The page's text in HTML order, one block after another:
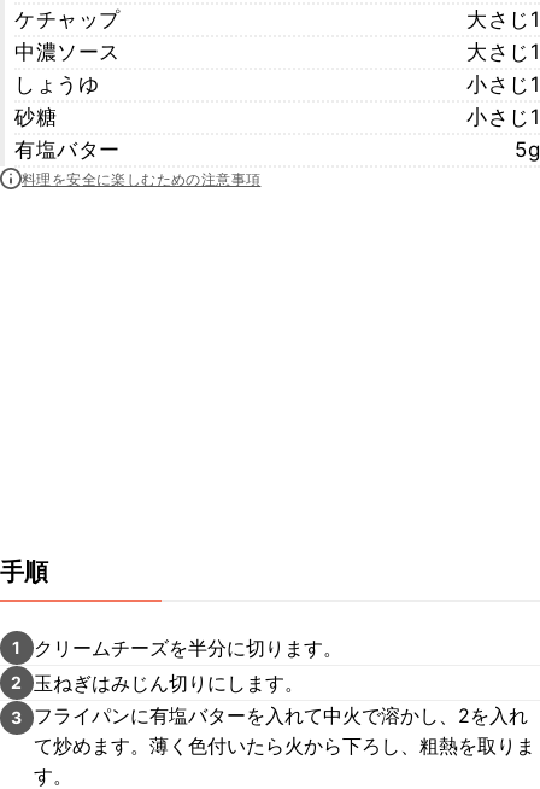
ケチャップ
大さじ1
中濃ソース
大さじ1
しょうゆ
小さじ1
砂糖
小さじ1
有塩バター
5g
料理を安全に楽しむための注意事項
手順
1 クリームチーズを半分に切ります。
2 玉ねぎはみじん切りにします。
3
フライパンに有塩バターを入れて中火で溶かし、2を入れ
て炒めます。薄く色付いたら火から下ろし、粗熱を取りま
す。